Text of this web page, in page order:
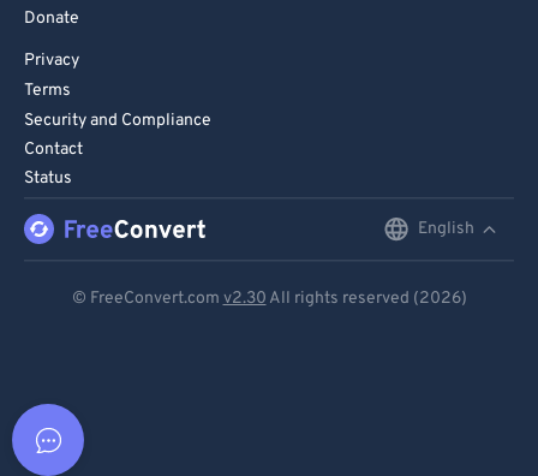
Donate
Privacy
Terms
Security and Compliance
Contact
Status
English
© FreeConvert.com v2.30 All rights reserved (2026)